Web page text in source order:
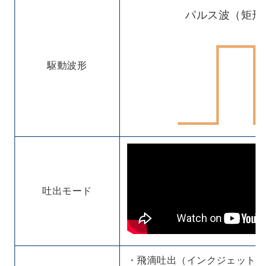
駆動波形
パルス波（矩形
吐出モード
・飛滴吐出（インクジェットの